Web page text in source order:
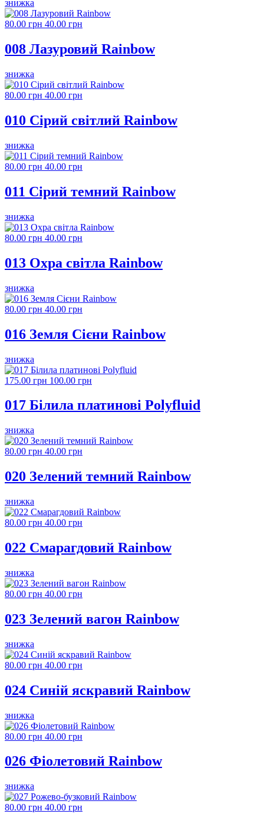
знижка
80.00 грн 40.00 грн
008 Лазуровий Rainbow
знижка
80.00 грн 40.00 грн
010 Сірий світлий Rainbow
знижка
80.00 грн 40.00 грн
011 Сірий темний Rainbow
знижка
80.00 грн 40.00 грн
013 Охра світла Rainbow
знижка
80.00 грн 40.00 грн
016 Земля Сієни Rainbow
знижка
175.00 грн 100.00 грн
017 Білила платинові Polyfluid
знижка
80.00 грн 40.00 грн
020 Зелений темний Rainbow
знижка
80.00 грн 40.00 грн
022 Смарагдовий Rainbow
знижка
80.00 грн 40.00 грн
023 Зелений вагон Rainbow
знижка
80.00 грн 40.00 грн
024 Синій яскравий Rainbow
знижка
80.00 грн 40.00 грн
026 Фіолетовий Rainbow
знижка
80.00 грн 40.00 грн